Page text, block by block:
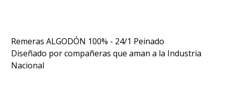
Remeras ALGODÓN 100% - 24/1 Peinado
Diseñado por compañeras que aman a la Industria
Nacional